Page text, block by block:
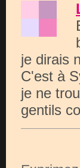
je dirais
C'est à
je ne
gentils